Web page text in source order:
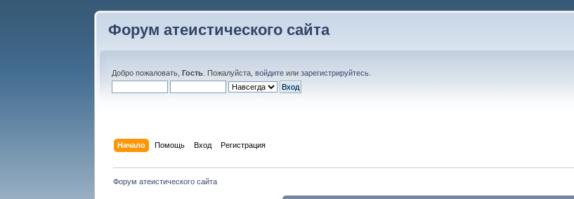
Форум атеистического сайта
Добро пожаловать,Гость . Пожалуйста,войдите илизарегистрируйтесь
Начало Помощь Вход Регистрация
Форум атеистического сайта